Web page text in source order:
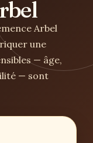
Arbel
une
— âge,
— sont